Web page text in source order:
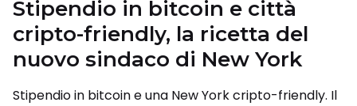
Stipendio in bitcoin e città
cripto-friendly, la ricetta del
nuovo sindaco di New York
Stipendio in bitcoin e una New York cripto-friendly. Il